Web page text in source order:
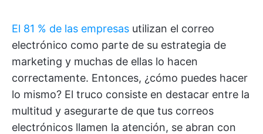
El 81 % de las empresas utilizan el correo
electrónico como parte de su estrategia de
marketing y muchas de ellas lo hacen
correctamente. Entonces, ¿cómo puedes hacer
lo mismo? El truco consiste en destacar entre la
multitud y asegurarte de que tus correos
electrónicos llamen la atención, se abran con